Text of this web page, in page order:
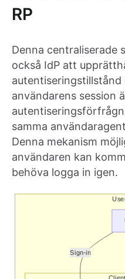
RP
Denna centraliserade
också IdP att
autentiseringstillstånd
användarens session
samma
Denna mekanism
användaren kan
behöva logga in igen.